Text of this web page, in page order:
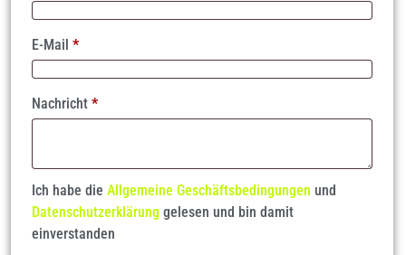
E-Mail *
Nachricht *
Ich habe die Allgemeine Geschäftsbedingungen und
Datenschutzerklärung gelesen und bin damit
einverstanden